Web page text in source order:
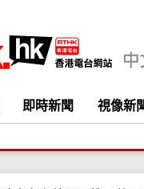
即時新聞 視像新